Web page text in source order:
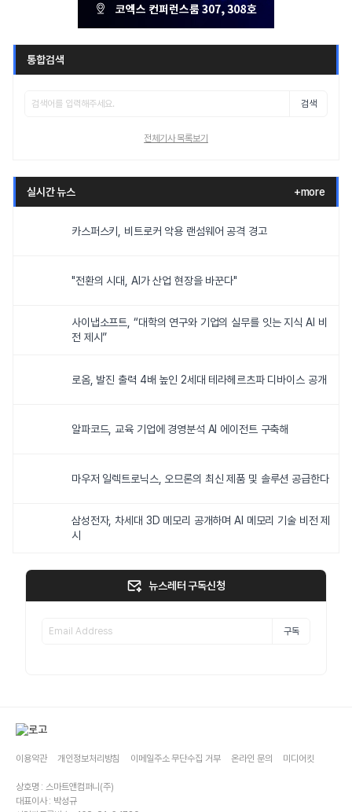
통합검색
검색
전체기사 목록보기
실시간 뉴스 +more
카스퍼스키, 비트로커 악용 랜섬웨어 공격 경고
"전환의 시대, AI가 산업 현장을 바꾼다"
사이냅소프트, “대학의 연구와 기업의 실무를 잇는 지식 AI 비
전 제시”
로옴, 발진 출력 4배 높인 2세대 테라헤르츠파 디바이스 공개
알파코드, 교육 기업에 경영분석 AI 에이전트 구축해
마우저 일렉트로닉스, 오므론의 최신 제품 및 솔루션 공급한다
삼성전자, 차세대 3D 메모리 공개하며 AI 메모리 기술 비전 제
시
뉴스레터 구독신청
구독
이용약관 개인정보처리방침 이메일주소 무단수집 거부 온라인 문의 미디어킷
상호명 : 스마트앤컴퍼니(주)
대표이사 : 박성규